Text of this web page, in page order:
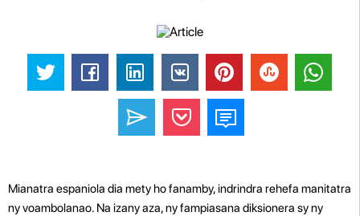
Mianatra espaniola dia mety ho fanamby, indrindra rehefa manitatra
ny voambolanao. Na izany aza, ny fampiasana diksionera sy ny